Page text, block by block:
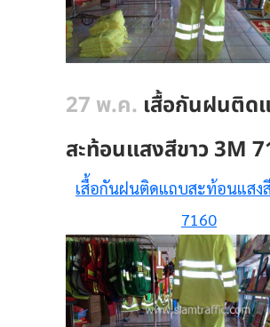
27 พ.ค. เสื้อกันฝนติด
สะท้อนแสงสีขาว 3M
เสื้อกันฝนติดแถบสะท้อนแสง
7160